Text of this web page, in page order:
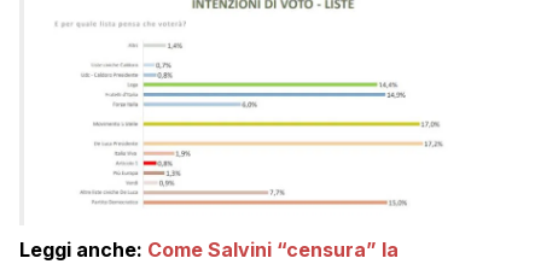
Leggi anche: Come Salvini “censura” la